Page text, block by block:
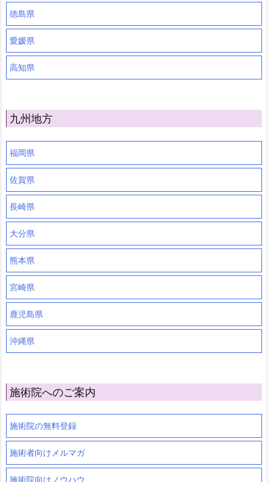
徳島県
愛媛県
高知県
九州地方
福岡県
佐賀県
長崎県
大分県
熊本県
宮崎県
鹿児島県
沖縄県
施術院へのご案内
施術院の無料登録
施術者向けメルマガ
施術院向けノウハウ